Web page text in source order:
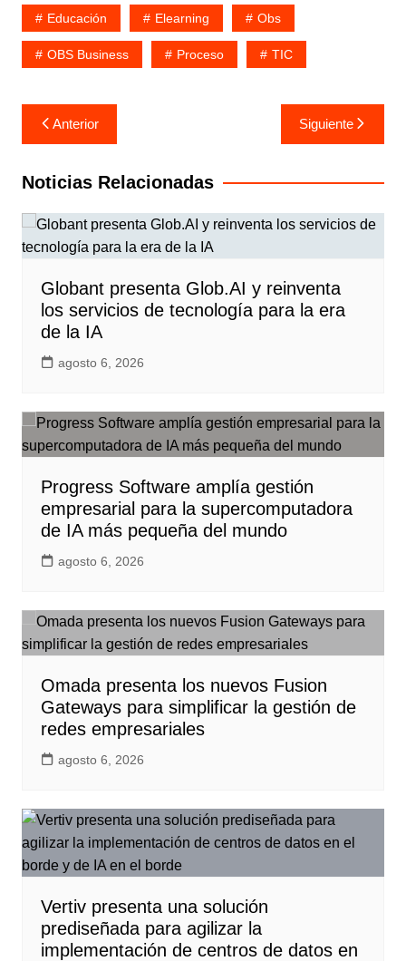
Educación Elearning Obs
OBS Business Proceso TIC
Navegación
de
entradas
Anterior Siguiente
Noticias Relacionadas
Globant presenta Glob.AI y reinventa
los servicios de tecnología para la era
de la IA
agosto 6, 2026
Progress Software amplía gestión
empresarial para la supercomputadora
de IA más pequeña del mundo
agosto 6, 2026
Omada presenta los nuevos Fusion
Gateways para simplificar la gestión de
redes empresariales
agosto 6, 2026
Vertiv presenta una solución
prediseñada para agilizar la
implementación de centros de datos en